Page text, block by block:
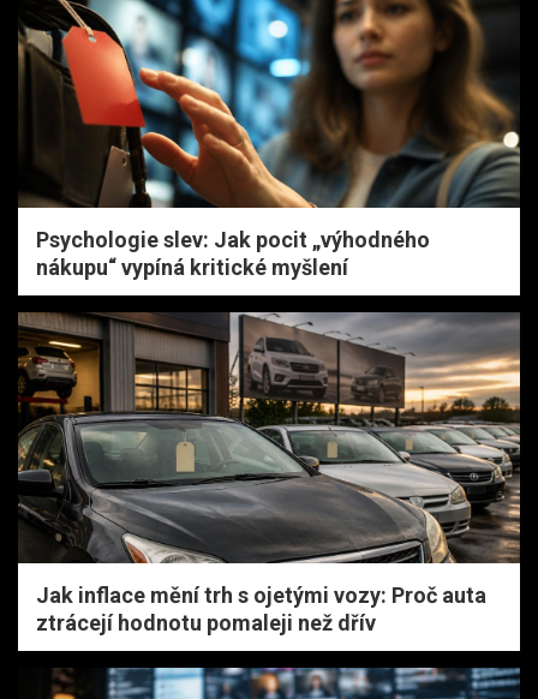
Psychologie slev: Jak pocit „výhodného
nákupu“ vypíná kritické myšlení
Jak inflace mění trh s ojetými vozy: Proč auta
ztrácejí hodnotu pomaleji než dřív